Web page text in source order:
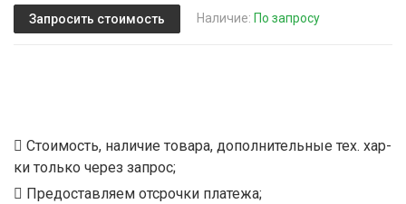
Запросить стоимость Наличие: По запросу
Стоимость, наличие товара, дополнительные тех. хар-
ки только через запрос;
Предоставляем отсрочки платежа;